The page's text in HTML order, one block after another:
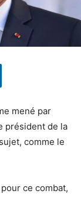
mené par
président de la
comme le
ce combat,